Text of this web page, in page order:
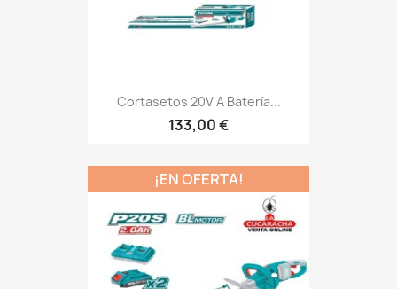
Cortasetos 20V A Batería...
133,00 €
¡EN OFERTA!